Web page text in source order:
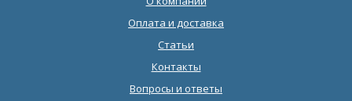
Оплата и доставка
Статьи
Контакты
Вопросы и ответы